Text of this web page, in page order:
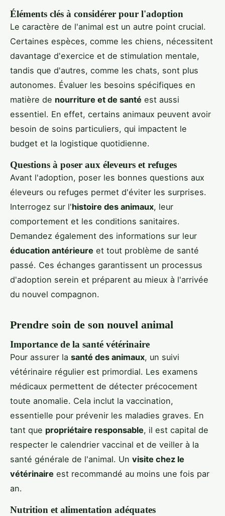
Éléments clés à considérer pour l'adoption
Le caractère de l'animal est un autre point crucial.
Certaines espèces, comme les chiens, nécessitent
davantage d'exercice et de stimulation mentale,
tandis que d'autres, comme les chats, sont plus
autonomes. Évaluer les besoins spécifiques en
matière de nourriture et de santé est aussi
essentiel. En effet, certains animaux peuvent avoir
besoin de soins particuliers, qui impactent le
budget et la logistique quotidienne.
Questions à poser aux éleveurs et refuges
Avant l'adoption, poser les bonnes questions aux
éleveurs ou refuges permet d'éviter les surprises.
Interrogez sur l'histoire des animaux, leur
comportement et les conditions sanitaires.
Demandez également des informations sur leur
éducation antérieure et tout problème de santé
passé. Ces échanges garantissent un processus
d'adoption serein et préparent au mieux à l'arrivée
du nouvel compagnon.
Prendre soin de son nouvel animal
Importance de la santé vétérinaire
Pour assurer la santé des animaux, un suivi
vétérinaire régulier est primordial. Les examens
médicaux permettent de détecter précocement
toute anomalie. Cela inclut la vaccination,
essentielle pour prévenir les maladies graves. En
tant que propriétaire responsable, il est capital de
respecter le calendrier vaccinal et de veiller à la
santé générale de l'animal. Un visite chez le
vétérinaire est recommandé au moins une fois par
an.
Nutrition et alimentation adéquates